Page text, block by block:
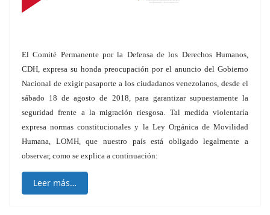
El Comité Permanente por la Defensa de los Derechos Humanos,
CDH, expresa su honda preocupación por el anuncio del Gobierno
Nacional de exigir pasaporte a los ciudadanos venezolanos, desde el
sábado 18 de agosto de 2018, para garantizar supuestamente la
seguridad frente a la migración riesgosa. Tal medida violentaría
expresa normas constitucionales y la Ley Orgánica de Movilidad
Humana, LOMH, que nuestro país está obligado legalmente a
observar, como se explica a continuación:
Leer más…